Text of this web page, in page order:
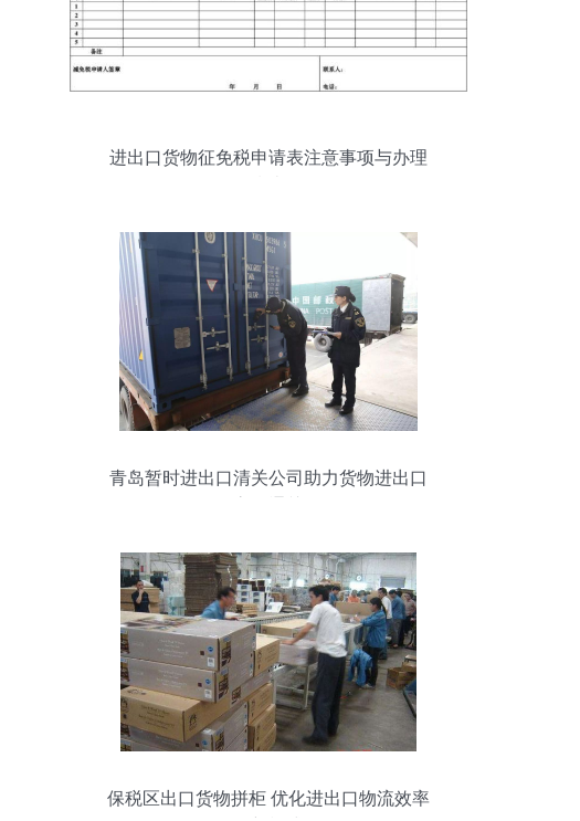
进出口货物征免税申请表注意事项与办理
青岛暂时进出口清关公司助力货物进出口
保税区出口货物拼柜 优化进出口物流效率